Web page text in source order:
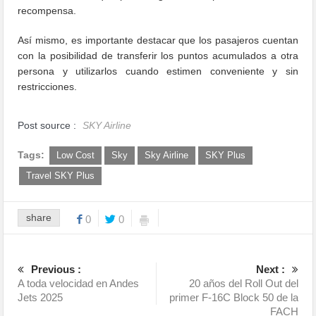
recompensa.
Así mismo, es importante destacar que los pasajeros cuentan
con la posibilidad de transferir los puntos acumulados a otra
persona y utilizarlos cuando estimen conveniente y sin
restricciones.
Post source : SKY Airline
Tags: Low Cost Sky Sky Airline
SKY Plus
Travel SKY Plus
share 0 0
Previous :
A toda velocidad en Andes
Jets 2025
Next :
20 años del Roll Out del
primer F-16C Block 50 de la
FACH